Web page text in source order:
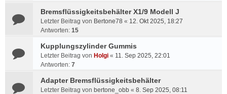
Bremsflüssigkeitsbehälter X1/9 Modell J
Letzter Beitrag von Bertone78 « 12. Okt 2025, 18:27
Antworten: 15
Kupplungszylinder Gummis
Letzter Beitrag von Holgi « 11. Sep 2025, 22:01
Antworten: 7
Adapter Bremsflüssigkeitsbehälter
Letzter Beitrag von bertone_obb « 8. Sep 2025, 08:11